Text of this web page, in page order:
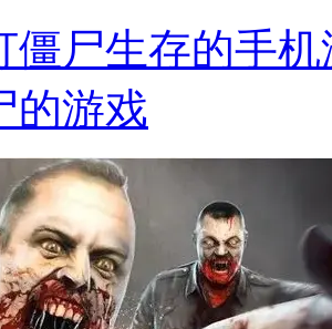
僵尸生存的手
的游戏